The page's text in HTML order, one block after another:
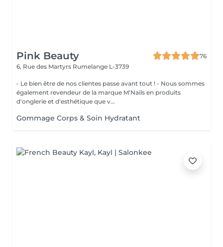
Pink Beauty
76
6, Rue des Martyrs Rumelange L-3739
- Le bien être de nos clientes passe avant tout ! - Nous sommes
également revendeur de la marque M'Nails en produits
d'onglerie et d'esthétique que v...
Gommage Corps & Soin Hydratant